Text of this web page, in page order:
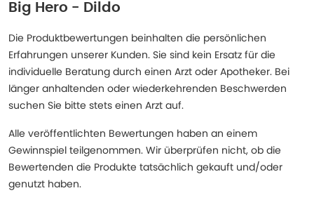
Big Hero - Dildo
Die Produktbewertungen beinhalten die persönlichen
Erfahrungen unserer Kunden. Sie sind kein Ersatz für die
individuelle Beratung durch einen Arzt oder Apotheker. Bei
länger anhaltenden oder wiederkehrenden Beschwerden
suchen Sie bitte stets einen Arzt auf.
Alle veröffentlichten Bewertungen haben an einem
Gewinnspiel teilgenommen. Wir überprüfen nicht, ob die
Bewertenden die Produkte tatsächlich gekauft und/oder
genutzt haben.